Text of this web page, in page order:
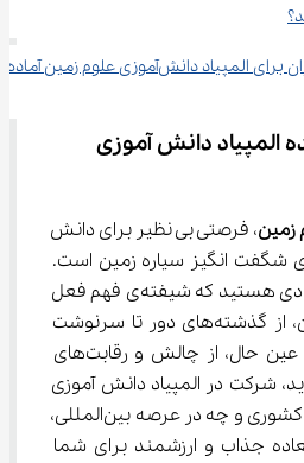
5.	چگونه می‌توان برای المپیاد دانش‌آموزی علوم زمین آماده
المپیاد دانش آموزی
زمین، فرصتی بی نظیر برای دانش
به دنیای شگفت انگیز سیاره زمین است.
اگر شما نیز از جمله افرادی هستید که شیفته‌ی فهم فعل
و انفعالات گوناگون زمین، از گذشته‌های دور تا سرنوشت
آینده آن، می‌باشید و در عین حال، از چالش و رقابت‌های
زده می‌شوید، شرکت در المپیاد دانش آموزی
علوم زمین، چه در سطح کشوری و چه در عرصه بین‌المللی،
تجربه‌ای فوق‌العاده جذاب و ارزشمند برای شما